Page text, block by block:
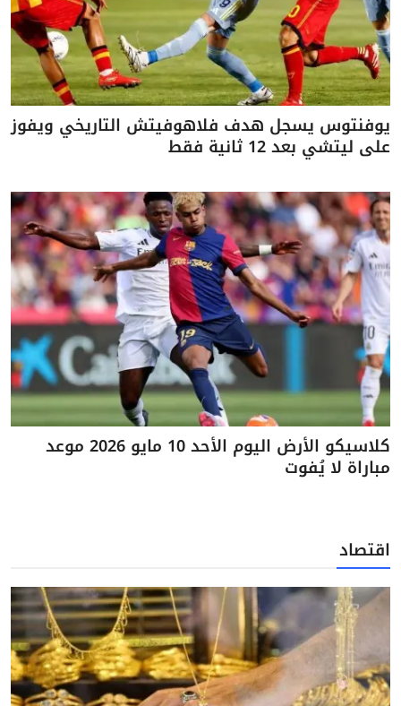
يوفنتوس يسجل هدف فلاهوفيتش التاريخي ويفوز
على ليتشي بعد 12 ثانية فقط
كلاسيكو الأرض اليوم الأحد 10 مايو 2026 موعد
مباراة لا يُفوت
اقتصاد